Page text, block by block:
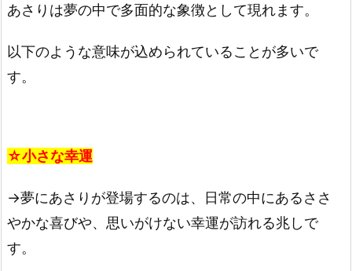
あさりは夢の中で多面的な象徴として現れます。
以下のような意味が込められていることが多いで
す。
☆小さな幸運
→夢にあさりが登場するのは、日常の中にあるささ
やかな喜びや、思いがけない幸運が訪れる兆しで
す。